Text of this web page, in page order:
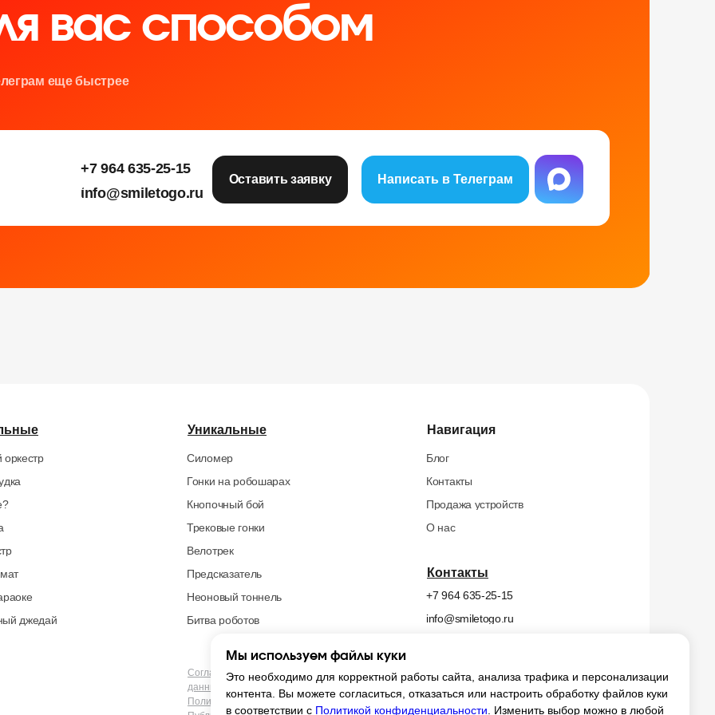
еще быстрее
Оставить заявку
вас способом
+7 964 635-25-15
info@smiletogo.ru
Написать в Телеграм
Навигация
Уникальные
оркестр
джедай
Согласие на обработку персональных
данных
Политика конфиденциальности
Силомер
Гонки на робошарах
Кнопочный бой
Трековые гонки
Велотрек
Предсказатель
Неоновый тоннель
Битва роботов
Блог
Контакты
Продажа устройств
Контакты
+7 964 635-25-15
info@smiletogo.ru
О нас
Мы используем файлы куки
Это необходимо для корректной работы сайта, анализа трафика и персонализации
контента. Вы можете согласиться, отказаться или настроить обработку файлов куки
в соответствии с Политикой конфиденциальности. Изменить выбор можно в любой